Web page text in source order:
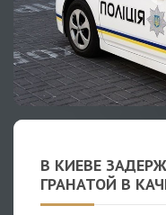
В КИЕВЕ
ГРАНАТОЙ В